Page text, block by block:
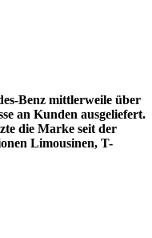
Benz mittlerweile über
an Kunden ausgeliefert.
die Marke seit der
Limousinen, T-